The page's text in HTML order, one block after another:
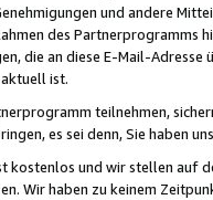
und andere
des Partnerprogramms
die an diese E-Mail-
ist.
teilnehmen,
es sei denn, Sie haben
kostenlos und wir stellen auf
Wir haben zu keinem